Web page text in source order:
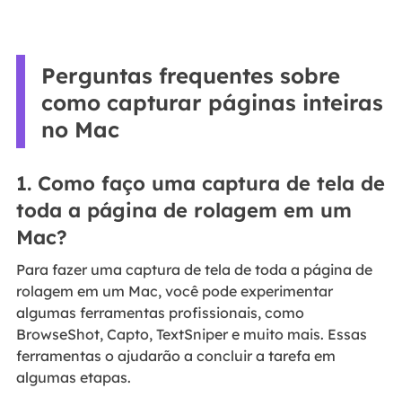
Perguntas frequentes sobre
como capturar páginas inteiras
no Mac
1. Como faço uma captura de tela de
toda a página de rolagem em um
Mac?
Para fazer uma captura de tela de toda a página de
rolagem em um Mac, você pode experimentar
algumas ferramentas profissionais, como
BrowseShot, Capto, TextSniper e muito mais. Essas
ferramentas o ajudarão a concluir a tarefa em
algumas etapas.